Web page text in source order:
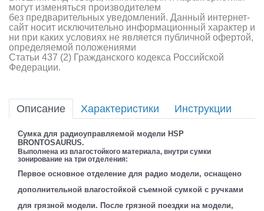
могут изменяться производителем
без предварительных уведомлений. Данный интернет-
сайт носит исключительно информационный характер и
ни при каких условиях не является публичной офертой,
определяемой положениями
Статьи 437 (2) Гражданского кодекса Российской
Федерации.
Описание Характеристики Инструкции
Сумка для радиоуправляемой модели HSP
BRONTOSAURUS.
Выполнена из влагостойкого материала, внутри сумки
зонирование на три отделения:
Первое основное отделение для радио модели, оснащено
дополнительной влагостойкой съемной сумкой с ручками
для грязной модели. После грязной поездки на модели,